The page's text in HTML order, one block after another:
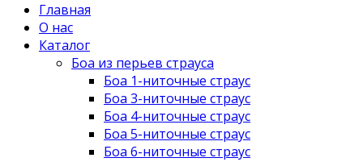
Главная
О нас
Каталог
Боа из перьев страуса
Боа 1-ниточные страус
Боа 3-ниточные страус
Боа 4-ниточные страус
Боа 5-ниточные страус
Боа 6-ниточные страус